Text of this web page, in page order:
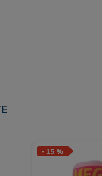
- 15 %